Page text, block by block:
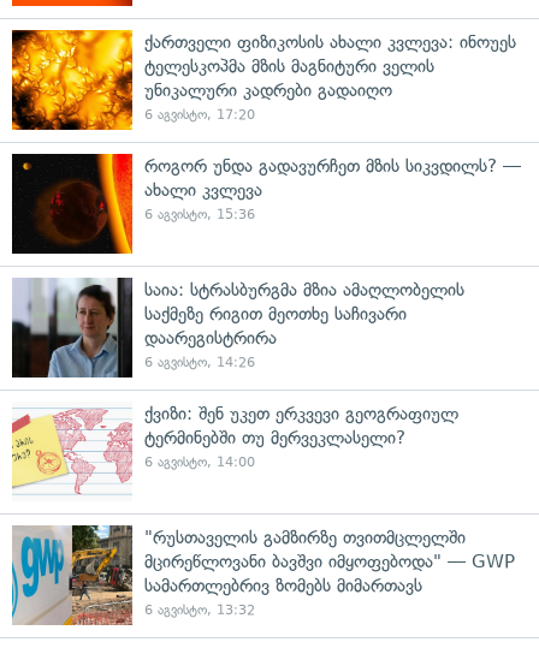
ქართველი ფიზიკოსის ახალი კვლევა: ინოუეს
ტელესკოპმა მზის მაგნიტური ველის
უნიკალური კადრები გადაიღო
6 აგვისტო, 17:20
როგორ უნდა გადავურჩეთ მზის სიკვდილს? —
ახალი კვლევა
6 აგვისტო, 15:36
საია: სტრასბურგმა მზია ამაღლობელის
საქმეზე რიგით მეოთხე საჩივარი
დაარეგისტრირა
6 აგვისტო, 14:26
ქვიზი: შენ უკეთ ერკვევი გეოგრაფიულ
ტერმინებში თუ მერვეკლასელი?
6 აგვისტო, 14:00
"რუსთაველის გამზირზე თვითმცლელში
მცირეწლოვანი ბავშვი იმყოფებოდა" — GWP
სამართლებრივ ზომებს მიმართავს
6 აგვისტო, 13:32